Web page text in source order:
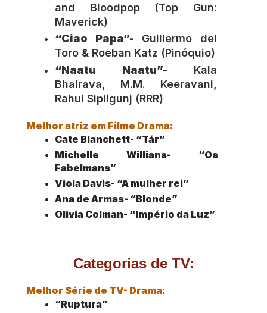
and Bloodpop (Top Gun:
Maverick)
“Ciao Papa”- Guillermo del
Toro & Roeban Katz (Pinóquio)
“Naatu Naatu”- Kala
Bhairava, M.M. Keeravani,
Rahul Sipligunj (RRR)
Melhor atriz em Filme Drama:
Cate Blanchett- “Tár”
Michelle Willians- “Os
Fabelmans”
Viola Davis- “A mulher rei”
Ana de Armas- “Blonde”
Olivia Colman- “Império da Luz”
Categorias de TV:
Melhor Série de TV- Drama:
“Ruptura”